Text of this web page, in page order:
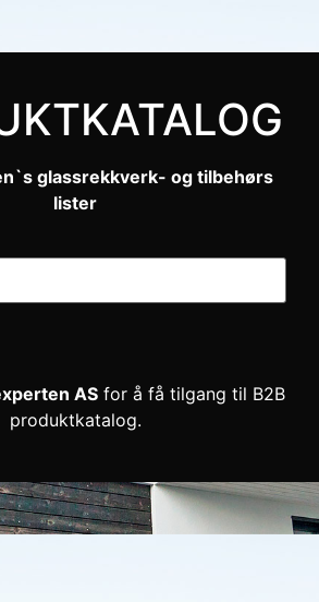
glassrekkverk- og tilbehørs
lister
AS for å få tilgang til B2B
produktkatalog.